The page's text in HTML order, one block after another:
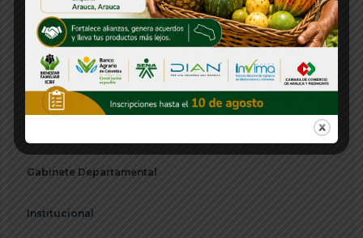
Directorio
Emisora
Foto del Día
Gabinete Departamental
Institucional